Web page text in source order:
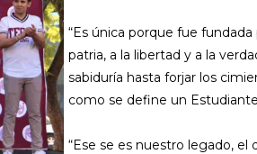
“Es única porque fue
patria, a la libertad y a la
sabiduría hasta forjar los
como se define un
“Ese se es nuestro legado, el